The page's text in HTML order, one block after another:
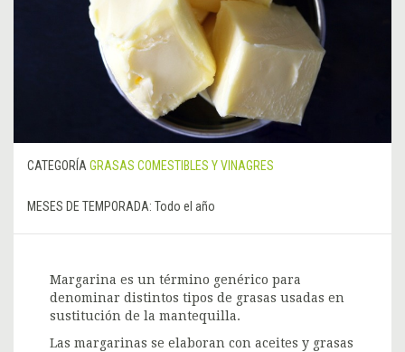
CATEGORÍA GRASAS COMESTIBLES Y VINAGRES
MESES DE TEMPORADA: Todo el año
Margarina es un término genérico para
denominar distintos tipos de grasas usadas en
sustitución de la mantequilla.
Las margarinas se elaboran con aceites y grasas